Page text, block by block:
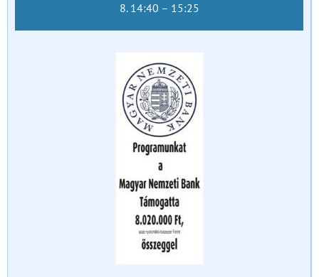
8. 14:40 – 15:25